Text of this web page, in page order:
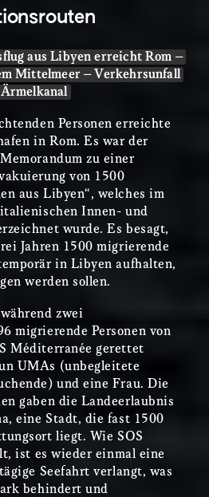
aus Libyen erreicht Rom –
Mittelmeer – Verkehrsunfall
Personen erreichte
in Rom. Es war der
zu einer
von 1500
aus Libyen“, welches im
Innen- und
wurde. Es besagt,
Jahren 1500 migrierende
in Libyen aufhalten,
werden sollen.
zwei
migrierende Personen von
Méditerranée gerettet
UMAs (unbegleitete
und eine Frau. Die
gaben die Landeerlaubnis
eine Stadt, die fast 1500
liegt. Wie SOS
ist es wieder einmal eine
Seefahrt verlangt, was
behindert und